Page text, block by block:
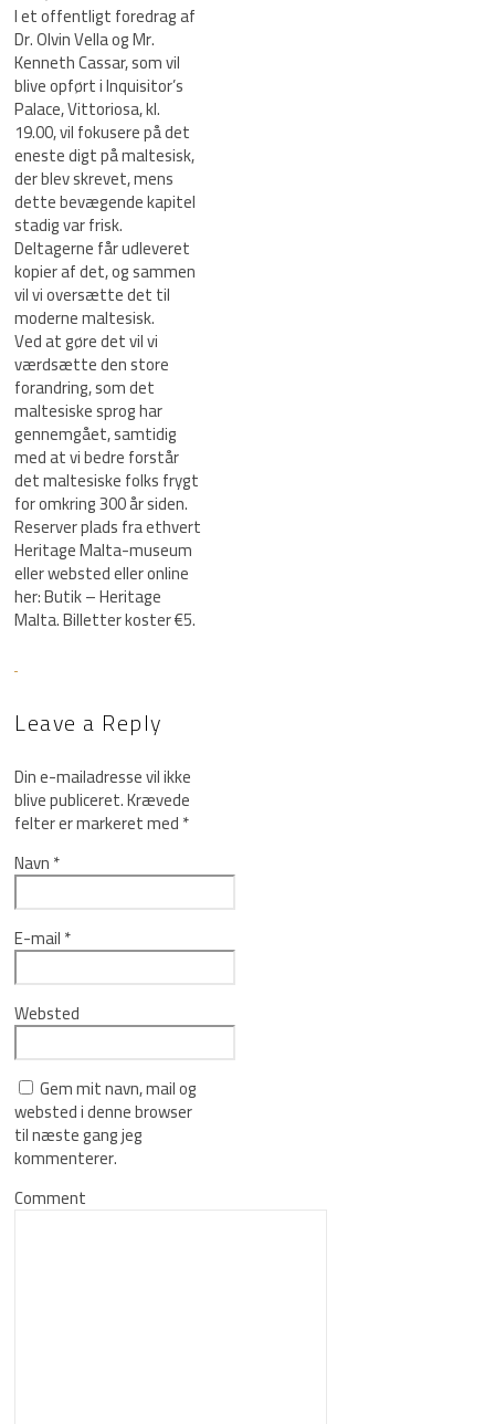
I et offentligt foredrag af
Dr. Olvin Vella og Mr.
Kenneth Cassar, som vil
blive opført i Inquisitor’s
Palace, Vittoriosa, kl.
19.00, vil fokusere på det
eneste digt på maltesisk,
der blev skrevet, mens
dette bevægende kapitel
stadig var frisk.
Deltagerne får udleveret
kopier af det, og sammen
vil vi oversætte det til
moderne maltesisk.
Ved at gøre det vil vi
værdsætte den store
forandring, som det
maltesiske sprog har
gennemgået, samtidig
med at vi bedre forstår
det maltesiske folks frygt
for omkring 300 år siden.
Reserver plads fra ethvert
Heritage Malta-museum
eller websted eller online
her: Butik – Heritage
Malta. Billetter koster €5.
Leave a Reply
Din e-mailadresse vil ikke
blive publiceret.Krævede
felter er markeret med*
Navn*
E-mail*
Websted
Gem mit navn, mail og
websted i denne browser
til næste gang jeg
kommenterer.
Comment